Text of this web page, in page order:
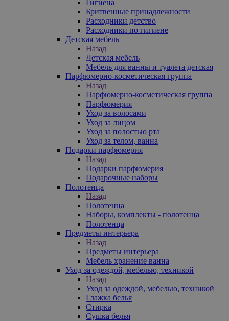
Гигиена
Бритвенные принадлежности
Расходники детство
Расходники по гигиене
Детская мебель
Назад
Детская мебель
Мебель для ванны и туалета детская
Парфюмерно-косметическая группа
Назад
Парфюмерно-косметическая группа
Парфюмерия
Уход за волосами
Уход за лицом
Уход за полостью рта
Уход за телом, ванна
Подарки парфюмерия
Назад
Подарки парфюмерия
Подарочные наборы
Полотенца
Назад
Полотенца
Наборы, комплекты - полотенца
Полотенца
Предметы интерьера
Назад
Предметы интерьера
Мебель хранение ванна
Уход за одеждой, мебелью, техникой
Назад
Уход за одеждой, мебелью, техникой
Глажка белья
Стирка
Сушка белья